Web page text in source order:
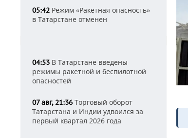
05:42 Режим «Ракетная опасность»
в Татарстане отменен
04:53 В Татарстане введены
режимы ракетной и беспилотной
опасностей
07 авг, 21:36 Торговый оборот
Татарстана и Индии удвоился за
первый квартал 2026 года